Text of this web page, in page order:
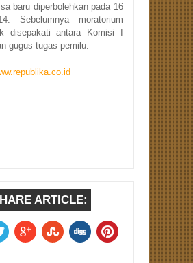
baru diperbolehkan pada 16
Sebelumnya moratorium
disepakati antara Komisi I
gugus tugas pemilu.
ARTICLE: